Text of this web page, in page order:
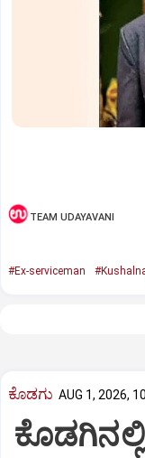
TEAM UDAYAVANI
#Ex-serviceman
ಕೊಡಗು AUG 1, 2026,